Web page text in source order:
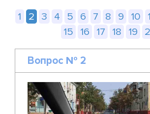
1 2 3 4 5 6 7 8 9 10
15
16 17 18 19
Вопрос № 2